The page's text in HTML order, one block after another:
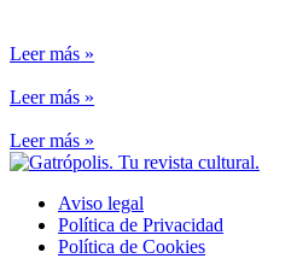
Leer más »
Leer más »
Leer más »
Aviso legal
Política de Privacidad
Política de Cookies